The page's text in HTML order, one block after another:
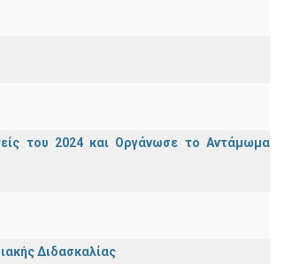
του 2024 και Οργάνωσε το Αντάμωμα
Διδασκαλίας